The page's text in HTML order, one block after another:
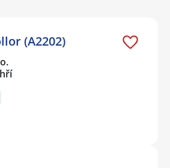
(A2202)